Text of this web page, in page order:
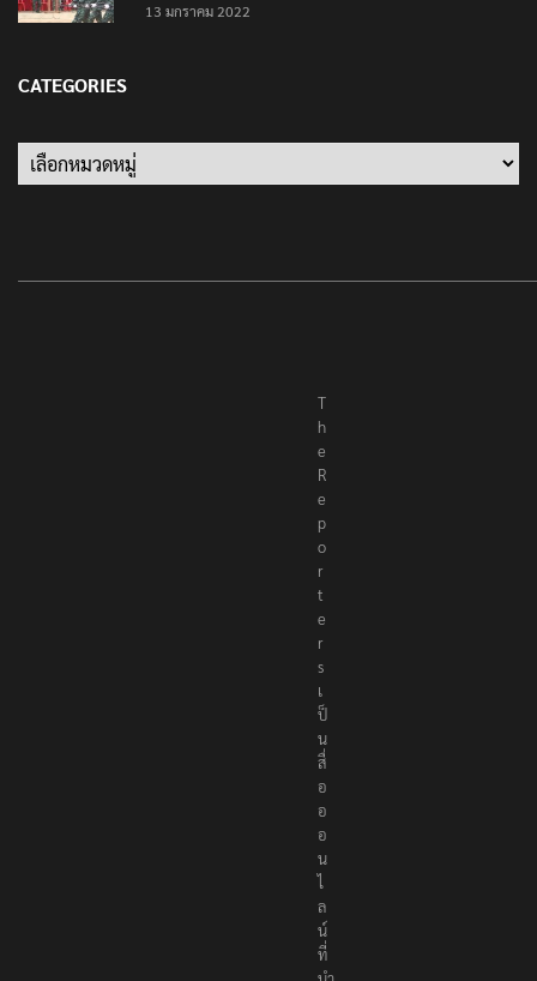
13 มกราคม 2022
CATEGORIES
Categories
T
h
e
R
e
p
o
r
t
e
r
s
เ
ป็
น
สื่
อ
อ
อ
น
ไ
ล
น์
ที่